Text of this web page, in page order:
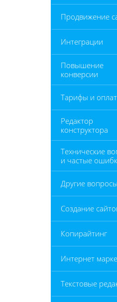
Продвижение
Интеграции
Повышение
конверсии
Тарифы и
Редактор
конструктора
Технические
и частые
Другие вопросы
Создание
Копирайтинг
Интернет
Текстовые